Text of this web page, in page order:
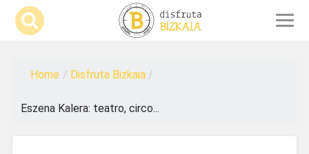
Home / Disfruta Bizkaia /
Eszena Kalera: teatro, circo...